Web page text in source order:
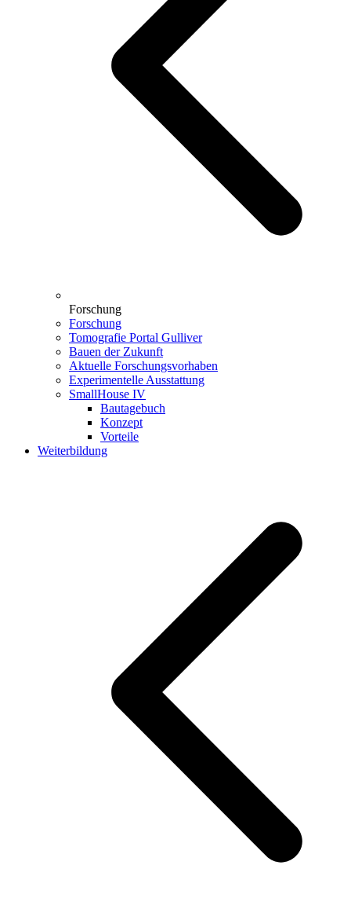
Forschung
Forschung
Tomografie Portal Gulliver
Bauen der Zukunft
Aktuelle Forschungsvorhaben
Experimentelle Ausstattung
SmallHouse IV
Bautagebuch
Konzept
Vorteile
Weiterbildung